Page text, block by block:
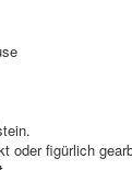
oder figürlich